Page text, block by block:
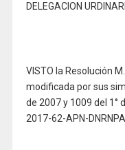
DELEGACION
VISTO la Resolución
modificada por sus
de 2007 y 1009 del 1°
2017-62-APN-